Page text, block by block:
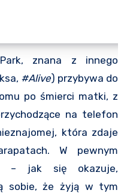
znana z innego
#Alive) przybywa do
po śmierci matki, z
na telefon
która zdaje
W pewnym
– jak się okazuje,
sobie, że żyją w tym